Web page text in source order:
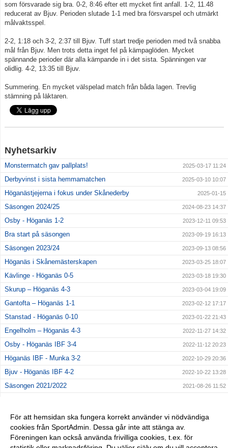
som försvarade sig bra. 0-2, 8:46 efter ett mycket fint anfall. 1-2, 11.48
reducerat av Bjuv. Perioden slutade 1-1 med bra försvarspel och utmärkt
målvaktsspel.
2-2, 1:18 och 3-2, 2:37 till Bjuv. Tuff start tredje perioden med två snabba
mål från Bjuv. Men trots detta inget fel på kämpaglöden. Mycket
spännande perioder där alla kämpande in i det sista. Spänningen var
olidlig. 4-2, 13:35 till Bjuv.
Summering. En mycket välspelad match från båda lagen. Trevlig
stämning på läktaren.
Nyhetsarkiv
Monstermatch gav pallplats! 2025-03-17 11:24
Derbyvinst i sista hemmamatchen 2025-03-10 10:07
Höganästjejerna i fokus under Skånederby 2025-01-15
Säsongen 2024/25 2024-08-23 14:37
Osby - Höganäs 1-2 2023-12-11 09:53
Bra start på säsongen 2023-09-19 16:13
Säsongen 2023/24 2023-09-13 08:56
Höganäs i Skånemästerskapen 2023-03-25 18:07
Kävlinge - Höganäs 0-5 2023-03-18 19:30
Skurup – Höganäs 4-3 2023-03-04 19:09
Gantofta – Höganäs 1-1 2023-02-12 17:17
Stanstad - Höganäs 0-10 2023-01-22 21:43
Engelholm – Höganäs 4-3 2022-11-27 14:32
Osby - Höganäs IBF 3-4 2022-11-12 20:23
Höganäs IBF - Munka 3-2 2022-10-29 20:36
Bjuv - Höganäs IBF 4-2 2022-10-22 13:28
Säsongen 2021/2022 2021-08-26 11:52
Säsongen 2019/2020 2020-01-14 11:24
Teckning från Genarp 2018-04-04 21:17
Matchreferat Södra Sandby 4/3 2018-03-06 22:24
För att hemsidan ska fungera korrekt använder vi nödvändiga
cookies från SportAdmin. Dessa går inte att stänga av.
Föreningen kan också använda frivilliga cookies, t.ex. för